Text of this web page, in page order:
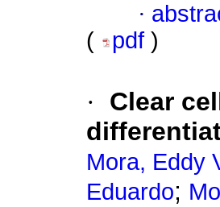
·
(
pdf )
·
Clear
Mora, Eddy
Eduardo;